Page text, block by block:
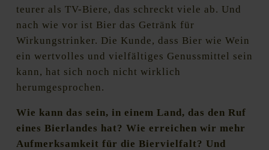
teurer als TV-Biere, das schreckt viele ab. Und
nach wie vor ist Bier das Getränk für
Wirkungstrinker. Die Kunde, dass Bier wie Wein
ein wertvolles und vielfältiges Genussmittel sein
kann, hat sich noch nicht wirklich
herumgesprochen.
Wie kann das sein, in einem Land, das den Ruf
eines Bierlandes hat? Wie erreichen wir mehr
Aufmerksamkeit für die Biervielfalt? Und